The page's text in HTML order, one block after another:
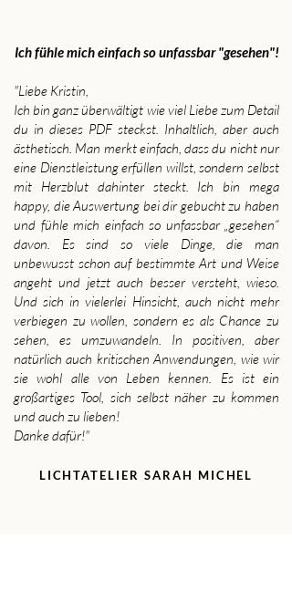
Ich fühle mich einfach so unfassbar "gesehen"!
"Liebe Kristin,
Ich bin ganz überwältigt wie viel Liebe zum Detail
du in dieses PDF steckst. Inhaltlich, aber auch
ästhetisch. Man merkt einfach, dass du nicht nur
eine Dienstleistung erfüllen willst, sondern selbst
mit Herzblut dahinter steckt. Ich bin mega
happy, die Auswertung bei dir gebucht zu haben
und fühle mich einfach so unfassbar „gesehen“
davon. Es sind so viele Dinge, die man
unbewusst schon auf bestimmte Art und Weise
angeht und jetzt auch besser versteht, wieso.
Und sich in vielerlei Hinsicht, auch nicht mehr
verbiegen zu wollen, sondern es als Chance zu
sehen, es umzuwandeln. In positiven, aber
natürlich auch kritischen Anwendungen, wie wir
sie wohl alle von Leben kennen. Es ist ein
großartiges Tool, sich selbst näher zu kommen
und auch zu lieben!
Danke dafür!"
LICHTATELIER SARAH MICHEL